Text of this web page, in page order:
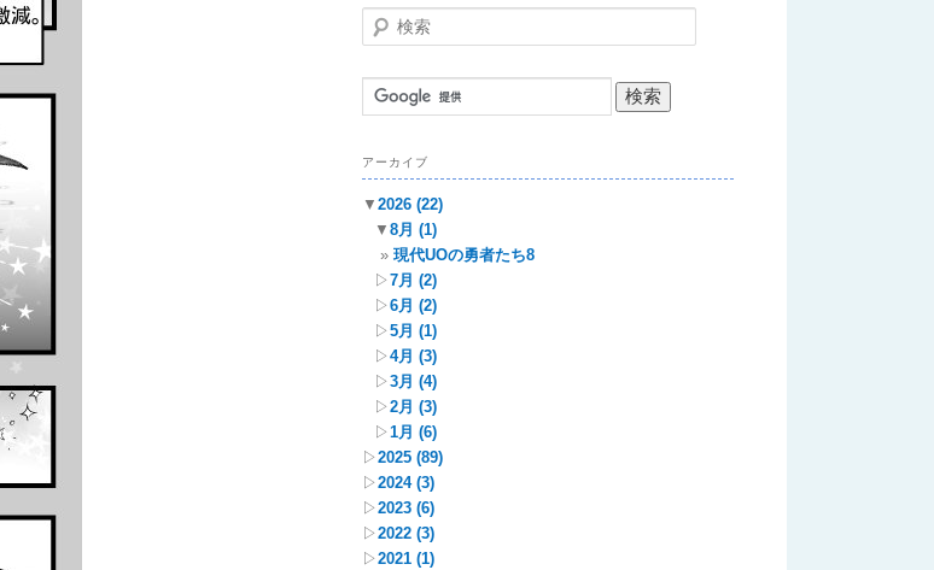
検
索
アーカイブ
▼ 2026 (22)
▼ 8月 (1)
現代UOの勇者たち8
▷7月 (2)
▷6月 (2)
▷5月 (1)
▷4月 (3)
▷3月 (4)
▷2月 (3)
▷1月 (6)
▷2025 (89)
▷2024 (3)
▷2023 (6)
▷2022 (3)
▷2021 (1)